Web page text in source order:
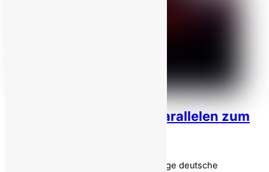
Herta Däubler-Gmelin: Parallelen zum
Am 10. April 2026 würdigte die ehemalige deutsche